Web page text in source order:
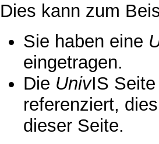
Dies kann zum
Sie haben eine
eingetragen.
Die UnivIS
referenziert,
dieser Seite.